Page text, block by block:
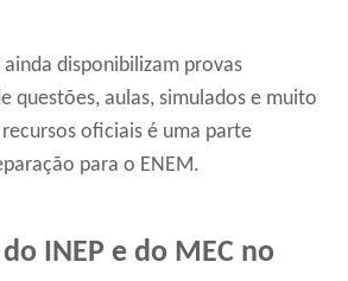
ainda disponibilizam provas
questões, aulas, simulados e muito
oficiais é uma parte
para o ENEM.
INEP e do MEC no